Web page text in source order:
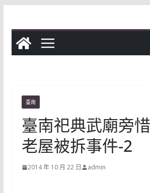
content
臺南
臺南祀典武廟旁
老屋被拆事件-2
2014 年 10 月 22 日 admin